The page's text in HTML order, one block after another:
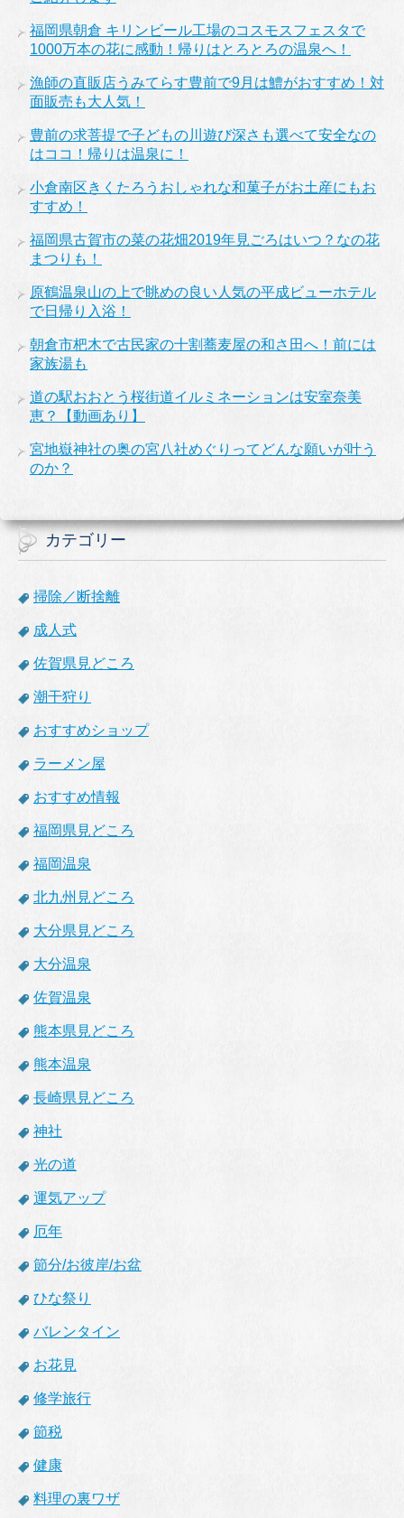
福岡県朝倉 キリンビール工場のコスモスフェスタで
1000万本の花に感動！帰りはとろとろの温泉へ！
漁師の直販店うみてらす豊前で9月は鱧がおすすめ！対
面販売も大人気！
豊前の求菩提で子どもの川遊び深さも選べて安全なの
はココ！帰りは温泉に！
小倉南区きくたろうおしゃれな和菓子がお土産にもお
すすめ！
福岡県古賀市の菜の花畑2019年見ごろはいつ？なの花
まつりも！
原鶴温泉山の上で眺めの良い人気の平成ビューホテル
で日帰り入浴！
朝倉市杷木で古民家の十割蕎麦屋の和さ田へ！前には
家族湯も
道の駅おおとう桜街道イルミネーションは安室奈美
恵？【動画あり】
宮地嶽神社の奥の宮八社めぐりってどんな願いが叶う
のか？
カテゴリー
掃除／断捨離
成人式
佐賀県見どころ
潮干狩り
おすすめショップ
ラーメン屋
おすすめ情報
福岡県見どころ
福岡温泉
北九州見どころ
大分県見どころ
大分温泉
佐賀温泉
熊本県見どころ
熊本温泉
長崎県見どころ
神社
光の道
運気アップ
厄年
節分/お彼岸/お盆
ひな祭り
バレンタイン
お花見
修学旅行
節税
健康
料理の裏ワザ